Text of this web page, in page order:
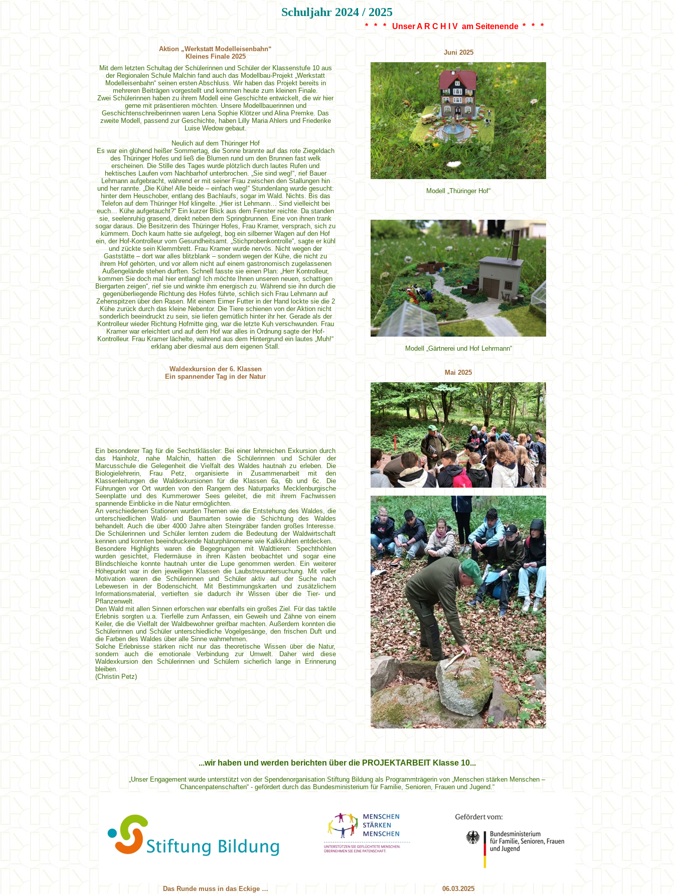
Schuljahr 2024 / 2025
* * * Unser A R C H I V am Seitenende * * *
Aktion „Werkstatt Modelleisenbahn“
Kleines Finale 2025
Juni 2025
Mit dem letzten Schultag der Schülerinnen und Schüler der Klassenstufe 10 aus
der Regionalen Schule Malchin fand auch das Modellbau-Projekt „Werkstatt
Modelleisenbahn“ seinen ersten Abschluss. Wir haben das Projekt bereits in
mehreren Beiträgen vorgestellt und kommen heute zum kleinen Finale.
Zwei Schülerinnen haben zu ihrem Modell eine Geschichte entwickelt, die wir hier
gerne mit präsentieren möchten. Unsere Modellbauerinnen und
Geschichtenschreiberinnen waren Lena Sophie Klötzer und Alina Premke. Das
zweite Modell, passend zur Geschichte, haben Lilly Maria Ahlers und Friederike
Luise Wedow gebaut.
Neulich auf dem Thüringer Hof
Es war ein glühend heißer Sommertag, die Sonne brannte auf das rote Ziegeldach
des Thüringer Hofes und ließ die Blumen rund um den Brunnen fast welk
erscheinen. Die Stille des Tages wurde plötzlich durch lautes Rufen und
hektisches Laufen vom Nachbarhof unterbrochen. „Sie sind weg!“, rief Bauer
Lehmann aufgebracht, während er mit seiner Frau zwischen den Stallungen hin
und her rannte. „Die Kühe! Alle beide – einfach weg!“ Stundenlang wurde gesucht:
hinter dem Heuschober, entlang des Bachlaufs, sogar im Wald. Nichts. Bis das
Telefon auf dem Thüringer Hof klingelte. „Hier ist Lehmann… Sind vielleicht bei
euch… Kühe aufgetaucht?“ Ein kurzer Blick aus dem Fenster reichte. Da standen
sie, seelenruhig grasend, direkt neben dem Springbrunnen. Eine von ihnen trank
sogar daraus. Die Besitzerin des Thüringer Hofes, Frau Kramer, versprach, sich zu
kümmern. Doch kaum hatte sie aufgelegt, bog ein silberner Wagen auf den Hof
ein, der Hof-Kontrolleur vom Gesundheitsamt. „Stichprobenkontrolle“, sagte er kühl
und zückte sein Klemmbrett. Frau Kramer wurde nervös. Nicht wegen der
Gaststätte – dort war alles blitzblank – sondern wegen der Kühe, die nicht zu
ihrem Hof gehörten, und vor allem nicht auf einem gastronomisch zugelassenen
Außengelände stehen durften. Schnell fasste sie einen Plan: „Herr Kontrolleur,
kommen Sie doch mal hier entlang! Ich möchte Ihnen unseren neuen, schattigen
Biergarten zeigen“, rief sie und winkte ihm energisch zu. Während sie ihn durch die
gegenüberliegende Richtung des Hofes führte, schlich sich Frau Lehmann auf
Zehenspitzen über den Rasen. Mit einem Eimer Futter in der Hand lockte sie die 2
Kühe zurück durch das kleine Nebentor. Die Tiere schienen von der Aktion nicht
sonderlich beeindruckt zu sein, sie liefen gemütlich hinter ihr her. Gerade als der
Kontrolleur wieder Richtung Hofmitte ging, war die letzte Kuh verschwunden. Frau
Kramer war erleichtert und auf dem Hof war alles in Ordnung sagte der Hof-
Kontrolleur. Frau Kramer lächelte, während aus dem Hintergrund ein lautes „Muh!“
erklang aber diesmal aus dem eigenen Stall.
Modell „Thüringer Hof“
Modell „Gärtnerei und Hof Lehrmann“
Waldexkursion der 6. Klassen
Ein spannender Tag in der Natur
Mai 2025
Ein besonderer Tag für die Sechstklässler: Bei einer lehrreichen Exkursion durch
das Hainholz, nahe Malchin, hatten die Schülerinnen und Schüler der
Marcusschule die Gelegenheit die Vielfalt des Waldes hautnah zu erleben. Die
Biologielehrerin, Frau Petz, organisierte in Zusammenarbeit mit den
Klassenleitungen die Waldexkursionen für die Klassen 6a, 6b und 6c. Die
Führungen vor Ort wurden von den Rangern des Naturparks Mecklenburgische
Seenplatte und des Kummerower Sees geleitet, die mit ihrem Fachwissen
spannende Einblicke in die Natur ermöglichten.
An verschiedenen Stationen wurden Themen wie die Entstehung des Waldes, die
unterschiedlichen Wald- und Baumarten sowie die Schichtung des Waldes
behandelt. Auch die über 4000 Jahre alten Steingräber fanden großes Interesse.
Die Schülerinnen und Schüler lernten zudem die Bedeutung der Waldwirtschaft
kennen und konnten beeindruckende Naturphänomene wie Kalkkuhlen entdecken.
Besondere Highlights waren die Begegnungen mit Waldtieren: Spechthöhlen
wurden gesichtet, Fledermäuse in ihren Kästen beobachtet und sogar eine
Blindschleiche konnte hautnah unter die Lupe genommen werden. Ein weiterer
Höhepunkt war in den jeweiligen Klassen die Laubstreuuntersuchung. Mit voller
Motivation waren die Schülerinnen und Schüler aktiv auf der Suche nach
Lebewesen in der Bodenschicht. Mit Bestimmungskarten und zusätzlichem
Informationsmaterial, vertieften sie dadurch ihr Wissen über die Tier- und
Pflanzenwelt.
Den Wald mit allen Sinnen erforschen war ebenfalls ein großes Ziel. Für das taktile
Erlebnis sorgten u.a. Tierfelle zum Anfassen, ein Geweih und Zähne von einem
Keiler, die die Vielfalt der Waldbewohner greifbar machten. Außerdem konnten die
Schülerinnen und Schüler unterschiedliche Vogelgesänge, den frischen Duft und
die Farben des Waldes über alle Sinne wahrnehmen.
Solche Erlebnisse stärken nicht nur das theoretische Wissen über die Natur,
sondern auch die emotionale Verbindung zur Umwelt. Daher wird diese
Waldexkursion den Schülerinnen und Schülern sicherlich lange in Erinnerung
bleiben.
(Christin Petz)
...wir haben und werden berichten über die PROJEKTARBEIT Klasse 10...
„Unser Engagement wurde unterstützt von der Spendenorganisation Stiftung Bildung als Programmträgerin von „Menschen stärken Menschen –
Chancenpatenschaften“ - gefördert durch das Bundesministerium für Familie, Senioren, Frauen und Jugend.“
Das Runde muss in das Eckige …
06.03.2025